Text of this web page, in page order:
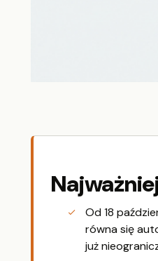
Od 18
równa się
już